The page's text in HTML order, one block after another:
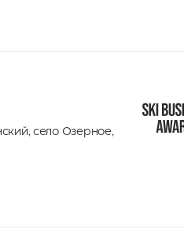
,село Озерное,